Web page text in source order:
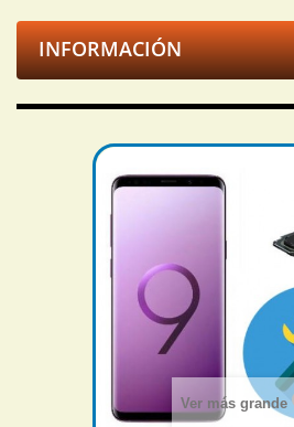
INFORMACIÓN
Ver más grande